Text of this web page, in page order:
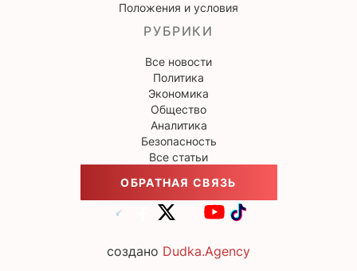
Положения и условия
РУБРИКИ
Все новости
Политика
Экономика
Общество
Аналитика
Безопасность
Все статьи
ОБРАТНАЯ СВЯЗЬ
создано Dudka.Agency